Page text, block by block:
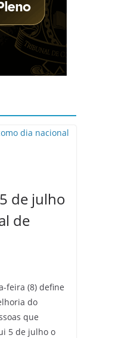
de julho
de
feira (8) define
do
que
5 de julho o